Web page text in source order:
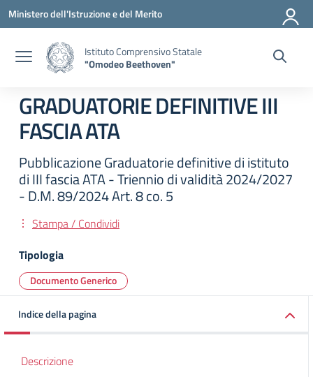
Vai ai contenuti
Vai al menu di navigazione
Vai al footer
Ministero dell'Istruzione e del Merito
Istituto Comprensivo Statale
"Omodeo Beethoven"
GRADUATORIE DEFINITIVE III
FASCIA ATA
Pubblicazione Graduatorie definitive di istituto
di III fascia ATA - Triennio di validità 2024/2027
- D.M. 89/2024 Art. 8 co. 5
Stampa / Condividi
Tipologia
Documento Generico
Indice della pagina
Descrizione